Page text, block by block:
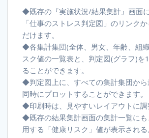
◆既存の『実施状況/結果集計』画面
「仕事のストレス判定図」のリンク
だけます。
◆各集計集団(全体、男女、年齢、組
スク値の一覧表と、判定図(グラフ)を
ることができます。
◆判定図上に、すべての集計集団か
同時にプロットすることができます。
◆印刷時は、見やすいレイアウトに調
◆既存の結果集計画面の集計一覧にも
用する「健康リスク」値が表示され